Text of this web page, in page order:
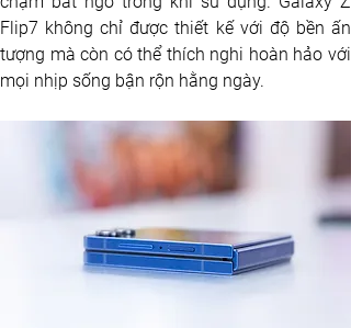
Flip7 không chỉ được thiết kế với độ bền ấn
tượng mà còn có thể thích nghi hoàn hảo với
mọi nhịp sống bận rộn hằng ngày.